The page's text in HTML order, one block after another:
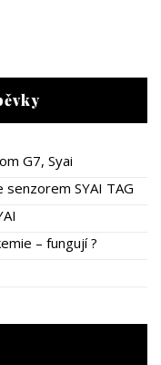
G7, Syai
SYAI TAG
– fungují ?